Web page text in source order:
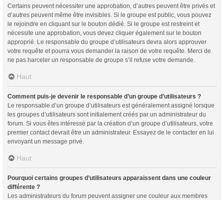
Certains peuvent nécessiter une approbation, d’autres peuvent être privés et
d’autres peuvent même être invisibles. Si le groupe est public, vous pouvez
le rejoindre en cliquant sur le bouton dédié. Si le groupe est restreint et
nécessite une approbation, vous devez cliquer également sur le bouton
approprié. Le responsable du groupe d’utilisateurs devra alors approuver
votre requête et pourra vous demander la raison de votre requête. Merci de
ne pas harceler un responsable de groupe s’il refuse votre demande.
Haut
Comment puis-je devenir le responsable d’un groupe d’utilisateurs ?
Le responsable d’un groupe d’utilisateurs est généralement assigné lorsque
les groupes d’utilisateurs sont initialement créés par un administrateur du
forum. Si vous êtes intéressé par la création d’un groupe d’utilisateurs, votre
premier contact devrait être un administrateur. Essayez de le contacter en lui
envoyant un message privé.
Haut
Pourquoi certains groupes d’utilisateurs apparaissent dans une couleur
différente ?
Les administrateurs du forum peuvent assigner une couleur aux membres